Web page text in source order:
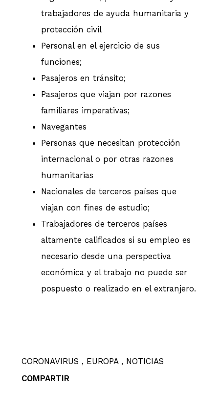
trabajadores de ayuda humanitaria y
protección civil
Personal en el ejercicio de sus
funciones;
Pasajeros en tránsito;
Pasajeros que viajan por razones
familiares imperativas;
Navegantes
Personas que necesitan protección
internacional o por otras razones
humanitarias
Nacionales de terceros países que
viajan con fines de estudio;
Trabajadores de terceros países
altamente calificados si su empleo es
necesario desde una perspectiva
económica y el trabajo no puede ser
pospuesto o realizado en el extranjero.
CORONAVIRUS EUROPA
NOTICIAS
COMPARTIR